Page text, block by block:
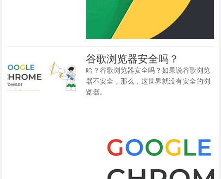
谷歌浏览器安全吗？
哈？谷歌浏览器安全吗？如果说谷歌浏览
器不安全，那么，这世界就没有安全的浏
览器。